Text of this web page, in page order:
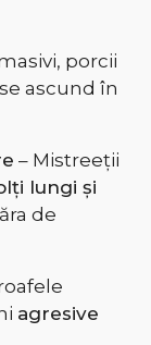
porcii
ascund în
– Mistreeții
lungi și
de
agresive